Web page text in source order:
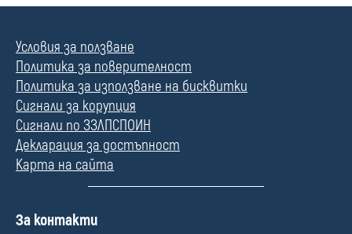
Условия за ползване
Политика за поверителност
Политика за използване на бисквитки
Сигнали за корупция
Сигнали по ЗЗЛПСПОИН
Декларация за достъпност
Карта на сайта
П
За контакти